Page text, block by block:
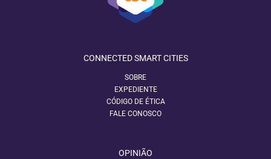
CONNECTED SMART CITIES
SOBRE
EXPEDIENTE
CÓDIGO DE ÉTICA
FALE CONOSCO
OPINIÃO